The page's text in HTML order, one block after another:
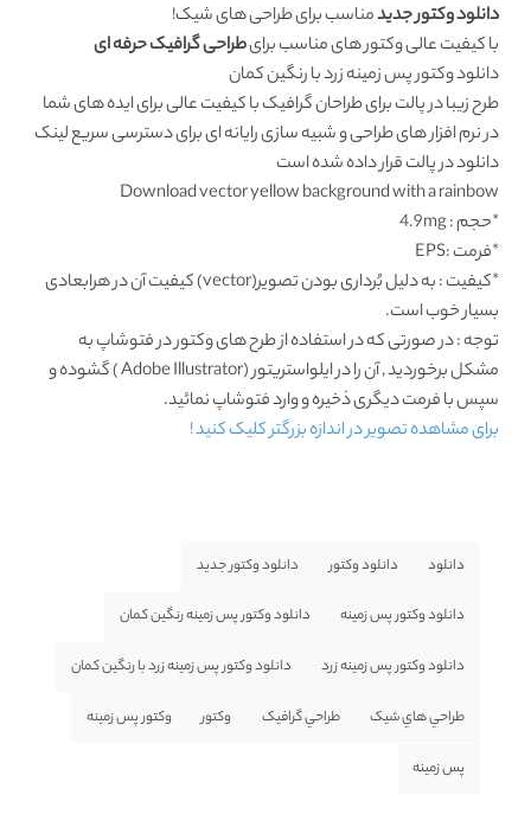
دانلود وکتور جدیدمناسب برای طراحی های شیک!
با کیفیت عالی وکتور های مناسب برایطراحی گرافیک حرفه ای
دانلود وکتور پس زمینه زرد با رنگین کمان
طرح زیبا در پالت برای طراحان گرافیک با کیفیت عالی برای ایده های شما
در نرم افزار های طراحی و شبیه سازی رایانه ای برای دسترسی سریع لینک
دانلود در پالت قرار داده شده است
Download vector yellow background with a rainbow
*حجم : 4.9mg
*فرمت :EPS
*کیفیت : به دلیل بُرداری بودن تصویر(vector) کیفیت آن در هرابعادی
بسیار خوب است.
توجه : در صورتی که در استفاده از طرح های وکتور در فتوشاپ به
مشکل برخوردید , آن را در ایلواستریتور (Adobe Illustrator ) گشوده و
سپس با فرمت دیگری ذخیره و وارد فتوشاپ نمائید.
برای مشاهده تصویر در اندازه بزرگتر کلیک کنید !
دانلود دانلود وکتور دانلود وکتور جديد
دانلود وکتور پس زمينه دانلود وکتور پس زمینه رنگین کمان
دانلود وکتور پس زمینه زرد دانلود وکتور پس زمینه زرد با رنگین کمان
طراحي هاي شيک طراحي گرافيک وکتور وکتور پس زمينه
پس زمينه